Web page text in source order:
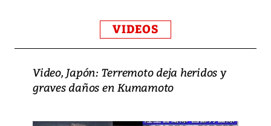
VIDEOS
Video, Japón: Terremoto deja heridos y
graves daños en Kumamoto